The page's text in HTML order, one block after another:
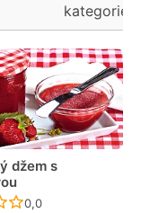
kategorie
džem s
Recept ještě nebyl
0,0